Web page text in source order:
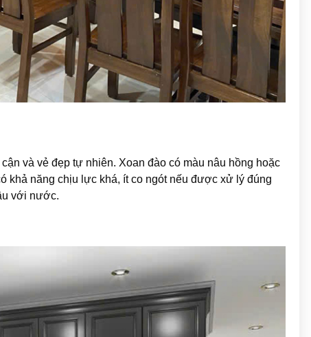
và vẻ đẹp tự nhiên. Xoan đào có màu nâu hồng hoặc
khả năng chịu lực khá, ít co ngót nếu được xử lý đúng
với nước.